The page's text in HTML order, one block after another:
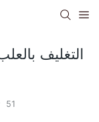
التغليف
51